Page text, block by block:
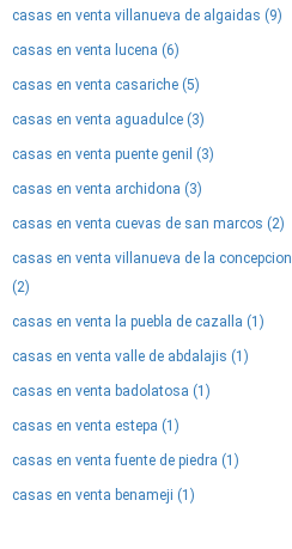
casas en venta villanueva de algaidas (9)
casas en venta lucena (6)
casas en venta casariche (5)
casas en venta aguadulce (3)
casas en venta puente genil (3)
casas en venta archidona (3)
casas en venta cuevas de san marcos (2)
casas en venta villanueva de la concepcion
(2)
casas en venta la puebla de cazalla (1)
casas en venta valle de abdalajis (1)
casas en venta badolatosa (1)
casas en venta estepa (1)
casas en venta fuente de piedra (1)
casas en venta benameji (1)